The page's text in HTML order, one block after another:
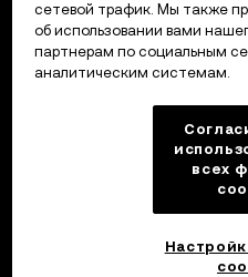
сетевой трафик. Мы также
об использовании вами
партнерам по социальным
аналитическим системам.
всех